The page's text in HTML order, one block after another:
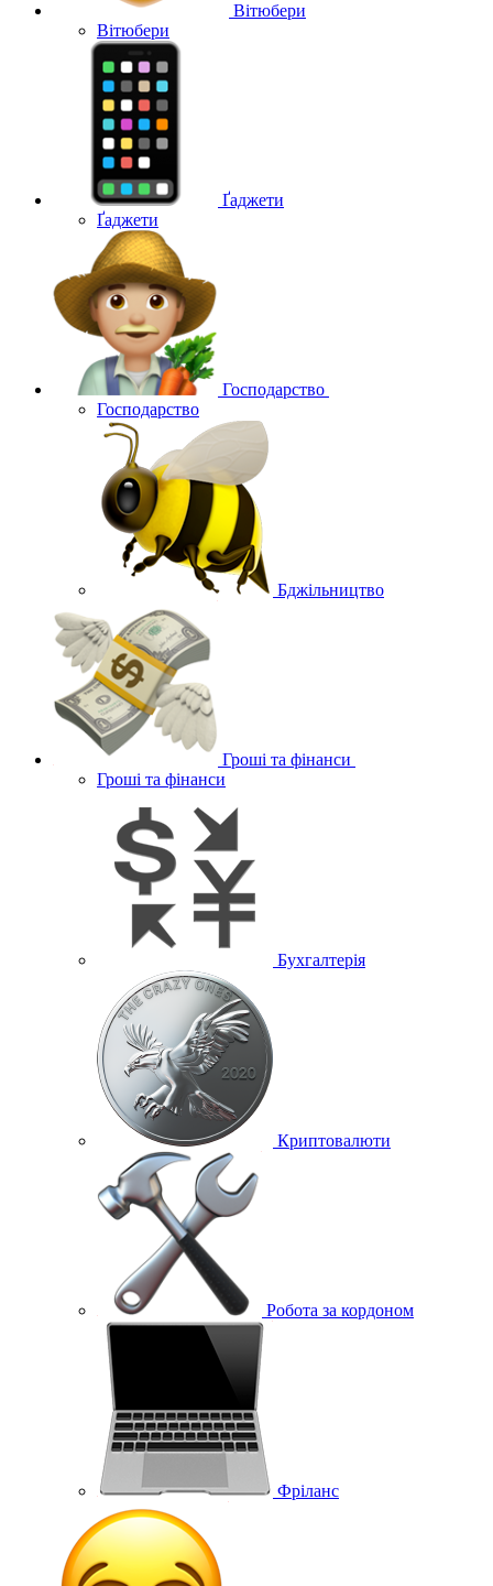
Вітюбери
Вітюбери
Ґаджети
Ґаджети
Господарство
Господарство
Бджільництво
Гроші та фінанси
Гроші та фінанси
Бухгалтерія
Криптовалюти
Робота за кордоном
Фріланс